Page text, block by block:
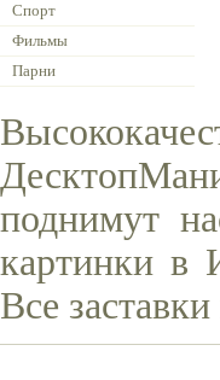
Спорт
Фильмы
Парни
поднимут
картинки в
Все